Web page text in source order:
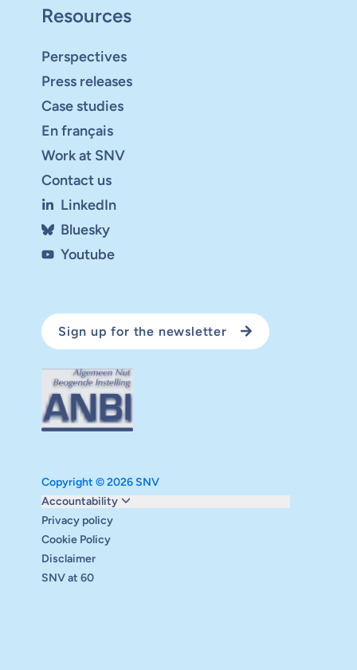
Resources
Perspectives
Press releases
Case studies
En français
Work at SNV
Contact us
LinkedIn
Bluesky
Youtube
Sign up for the newsletter
Copyright © 2026 SNV
Accountability
Monitoring and evaluation
Carbon reduction plan
Supervisory board
Annual report
Safeguarding
Privacy policy
Cookie Policy
Disclaimer
SNV at 60